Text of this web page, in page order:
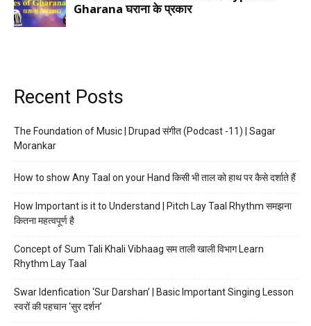
Recent Posts
The Foundation of Music | Drupad संगीत (Podcast -11) | Sagar
Morankar
How to show Any Taal on your Hand किसी भी ताल को हाथ पर कैसे दर्शाते हैं
How Important is it to Understand | Pitch Lay Taal Rhythm समझना
कितना महत्वपूर्ण है
Concept of Sum Tali Khali Vibhaag सम ताली खाली विभाग Learn
Rhythm Lay Taal
Swar Idenfication ‘Sur Darshan’ | Basic Important Singing Lesson
स्वरों की पहचान ‘सुर दर्शन’